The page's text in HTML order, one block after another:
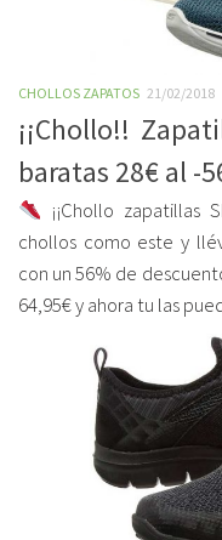
CHOLLOS ZAPATOS 21/02/2018
¡¡Chollo!!
baratas 28€ al -
¡¡Chollo zapatillas
chollos como este y
con un 56% de
64,95€ y ahora tu las